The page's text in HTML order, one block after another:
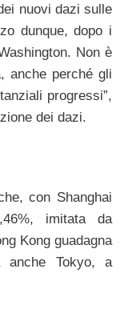
nuovi dazi sulle
dunque, dopo i
Non è
anche perché gli
progressi”,
dei dazi.
con Shanghai
imitata da
Kong guadagna
anche Tokyo, a